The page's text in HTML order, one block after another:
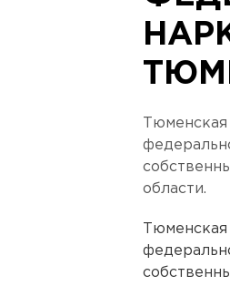
области.